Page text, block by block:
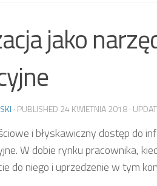
jako
· PUBLISHED 24 KWIETNIA 2018·
i błyskawiczny dostęp do
W dobie rynku pracownika,
do niego i uprzedzenie w tym